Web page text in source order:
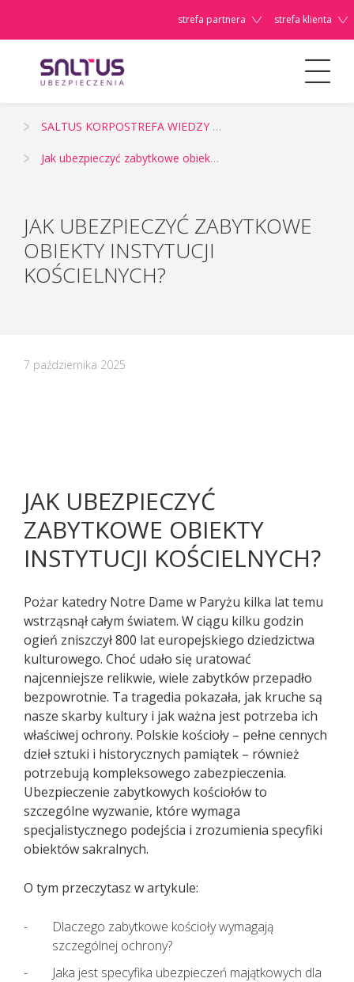
strefa partnera strefa klienta
Szanowni
Pacjenci z objawami infekcji lub
podejrzani o zakażenie
koronawirusem SARS CoV-2
TELEFONICZNIE przełożyli poradę
specjalistyczną na inny termin.
KAŻDEMU pacjentowi, również bez
cech infekcji, zgłaszającemu chęć
wizyty u lekarza należy najpierw
udzielić TELEPORADY. Tylko w
sytuacjach kiedy jest to niezbędne,
pacjent powinien zostać umówiony
na konkretną godzinę do lekarza.
Lekarz udzielający TELEPORADY na
wywiadu medycznego i oceny stanu
wystawienia zwolnienia lekarskiego.
SALTUS KORPOSTREFA WIEDZY - źródło informacji o ubezpieczeniach korporacyjnych i zarządzaniu ryzykiem
Jak ubezpieczyć zabytkowe obiekty instytucji kościelnych?
JAK UBEZPIECZYĆ ZABYTKOWE
OBIEKTY INSTYTUCJI
KOŚCIELNYCH?
7 października 2025
JAK UBEZPIECZYĆ
ZABYTKOWE OBIEKTY
INSTYTUCJI KOŚCIELNYCH?
Pożar katedry Notre Dame w Paryżu kilka lat temu
wstrząsnął całym światem. W ciągu kilku godzin
ogień zniszczył 800 lat europejskiego dziedzictwa
kulturowego. Choć udało się uratować
najcenniejsze relikwie, wiele zabytków przepadło
bezpowrotnie. Ta tragedia pokazała, jak kruche są
nasze skarby kultury i jak ważna jest potrzeba ich
właściwej ochrony. Polskie kościoły – pełne cennych
dzieł sztuki i historycznych pamiątek – również
potrzebują kompleksowego zabezpieczenia.
Ubezpieczenie zabytkowych kościołów to
szczególne wyzwanie, które wymaga
specjalistycznego podejścia i zrozumienia specyfiki
obiektów sakralnych.
O tym przeczytasz w artykule:
Dlaczego zabytkowe kościoły wymagają
szczególnej ochrony?
Jaka jest specyfika ubezpieczeń majątkowych dla